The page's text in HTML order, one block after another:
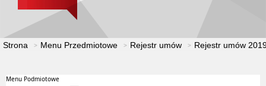
Strona Menu Przedmiotowe Rejestr umów Rejestr umów
Menu Podmiotowe